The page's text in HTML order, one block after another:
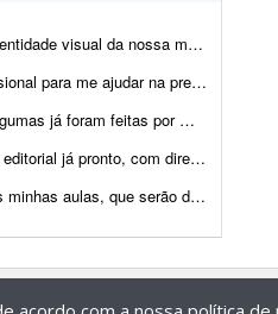
identidade visual definida, porém queremos elevar o n...
e criação das imagens para e-commerce e an&uacu...
pretendo manter como est&ati...
de headlines, subheadlines e ...
Preciso de alguém que produza essas artes segu...